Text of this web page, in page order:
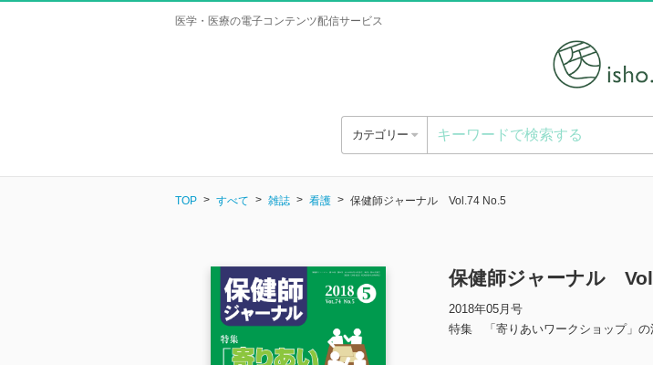
医学・医療の電子コンテンツ配信サービス
カテゴリー
TOP すべて 雑誌 看護 保健師ジャーナル Vol.74 No.5
保健師ジャーナル
2018年05月号
特集 「寄りあいワークショップ」